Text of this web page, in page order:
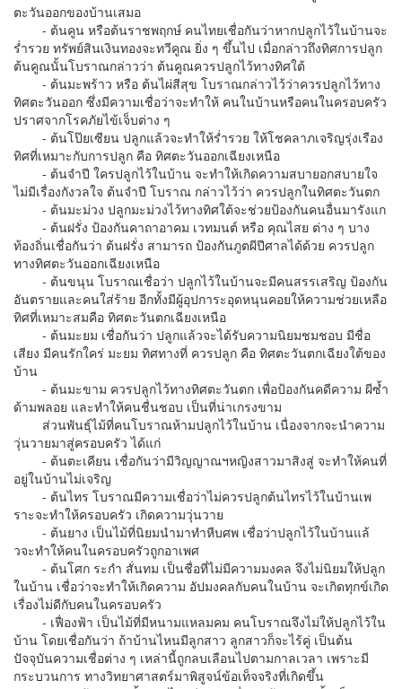
ตะวันออกของบ้านเสมอ
- ต้นคูน หรือต้นราชพฤกษ์ คนไทยเชื่อกันว่าหากปลูกไว้ในบ้านจะ
ร่ำรวย ทรัพย์สินเงินทองจะทวีคูณ ยิ่ง ๆ ขึ้นไป เมื่อกล่าวถึงทิศการปลูก
ต้นคูณนั้นโบราณกล่าวว่า ต้นคูณควรปลูกไว้ทางทิศใต้
- ต้นมะพร้าว หรือ ต้นไผ่สีสุข โบราณกล่าวไว้ว่าควรปลูกไว้ทาง
ทิศตะวันออก ซึ่งมีความเชื่อว่าจะทําให้ คนในบ้านหรือคนในครอบครัว
ปราศจากโรคภัยไข้เจ็บต่าง ๆ
- ต้นโป๊ยเซียน ปลูกแล้วจะทําให้ร่ำรวย ให้โชคลาภเจริญรุ่งเรือง
ทิศที่เหมาะกับการปลูก คือ ทิศตะวันออกเฉียงเหนือ
- ต้นจําปี ใครปลูกไว้ในบ้าน จะทําให้เกิดความสบายอกสบายใจ
ไม่มีเรื่องกังวลใจ ต้นจําปี โบราณ กล่าวไว้ว่า ควรปลูกในทิศตะวันตก
- ต้นมะม่วง ปลูกมะม่วงไว้ทางทิศใต้จะช่วยป้องกันคนอื่นมารังแก
- ต้นฝรั่ง ป้องกันคาถาอาคม เวทมนต์ หรือ คุณไสย ต่าง ๆ บาง
ท้องถิ่นเชื่อกันว่า ต้นฝรั่ง สามารถ ป้องกันภูตผีปีศาลได้ด้วย ควรปลูก
ทางทิศตะวันออกเฉียงเหนือ
- ต้นขนุน โบราณเชื่อว่า ปลูกไว้ในบ้านจะมีคนสรรเสริญ ป้องกัน
อันตรายและคนใส่ร้าย อีกทั้งมีผู้อุปการะอุดหนุนคอยให้ความช่วยเหลือ
ทิศที่เหมาะสมคือ ทิศตะวันตกเฉียงเหนือ
- ต้นมะยม เชื่อกันว่า ปลูกแล้วจะได้รับความนิยมชมชอบ มีชื่อ
เสียง มีคนรักใคร่ มะยม ทิศทางที่ ควรปลูก คือ ทิศตะวันตกเฉียงใต้ของ
บ้าน
- ต้นมะขาม ควรปลูกไว้ทางทิศตะวันตก เพื่อป้องกันคดีความ ผีซ้ำ
ด้ามพลอย และทําให้คนชื่นชอบ เป็นที่น่าเกรงขาม
ส่วนพันธุ์ไม้ที่คนโบราณห้ามปลูกไว้ในบ้าน เนื่องจากจะนําความ
วุ่นวายมาสู่ครอบครัว ได้แก่
- ต้นตะเคียน เชื่อกันว่ามีวิญญาณฯหญิงสาวมาสิงสู่ จะทําให้คนที่
อยู่ในบ้านไม่เจริญ
- ต้นไทร โบราณมีความเชื่อว่าไม่ควรปลูกต้นไทรไว้ในบ้านเพ
ราะจะทําให้ครอบครัว เกิดความวุ่นวาย
- ต้นยาง เป็นไม้ที่นิยมนํามาทําหีบศพ เชื่อว่าปลูกไว้ในบ้านแล้
วจะทําให้คนในครอบครัวถูกอาเพศ
- ต้นโศก ระกํา สั่นทม เป็นชื่อที่ไม่มีความมงคล จึงไม่นิยมให้ปลูก
ในบ้าน เชื่อว่าจะทําให้เกิดความ อัปมงคลกับคนในบ้าน จะเกิดทุกข์เกิด
เรื่องไม่ดีกับคนในครอบครัว
- เฟื่องฟ้า เป็นไม้ที่มีหนามแหลมคม คนโบราณจึงไม่ให้ปลูกไว้ใน
บ้าน โดยเชื่อกันว่า ถ้าบ้านไหนมีลูกสาว ลูกสาวก็จะไร้คู่ เป็นต้น
ปัจจุบันความเชื่อต่าง ๆ เหล่านี้ถูกลบเลือนไปตามกาลเวลา เพราะมี
กระบวนการ ทางวิทยาศาสตร์มาพิสูจน์ข้อเท็จจริงที่เกิดขึ้น